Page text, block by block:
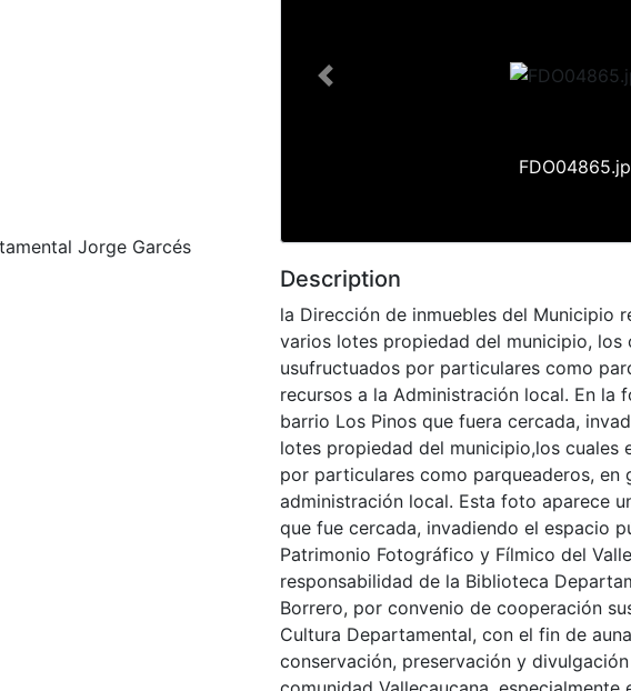
Jorge Garcés
Previous
Description
la Dirección de inmuebles del Municipio
varios lotes propiedad del municipio, los
usufructuados por particulares como
recursos a la Administración local. En la
barrio Los Pinos que fuera cercada,
lotes propiedad del municipio,los cuales
por particulares como parqueaderos, en
administración local. Esta foto aparece
que fue cercada, invadiendo el espacio
Patrimonio Fotográfico y Fílmico del
responsabilidad de la Biblioteca
Borrero, por convenio de cooperación
Cultura Departamental, con el fin de
conservación, preservación y